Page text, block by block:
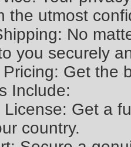
the utmost
No
you securely
Get the
Include:
License: Get a
country.